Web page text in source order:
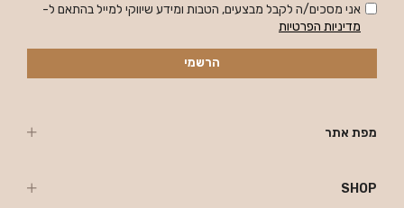
מפת אתר
SHOP
אני מסכים/ה לקבל מבצעים, הטבות ומידע שיווקי למייל בהתאם ל-
מדיניות הפרטיות
הרשמי